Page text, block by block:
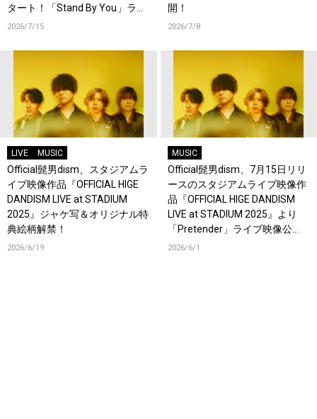
タート！「Stand By You」ライ
ブ映像を公開！
2026/7/15
開！
2026/7/8
LIVE MUSIC
Official髭男dism、スタジアムラ
イブ映像作品『OFFICIAL HIGE
DANDISM LIVE at STADIUM
2025』ジャケ写＆オリジナル特
典絵柄解禁！
2026/6/19
MUSIC
Official髭男dism、7月15日リリ
ースのスタジアムライブ映像作
品『OFFICIAL HIGE DANDISM
LIVE at STADIUM 2025』より
「Pretender」ライブ映像公
開！
2026/6/1